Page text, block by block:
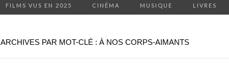
FILMS VUS EN 2025 CINÉMA MUSIQUE LIVRES
ARCHIVES PAR MOT-CLÉ : À NOS CORPS-AIMANTS